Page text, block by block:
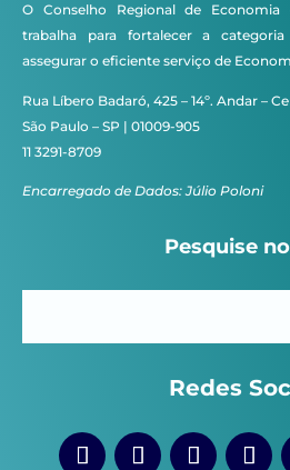
O Conselho Regional de Economia
trabalha para fortalecer a
assegurar o eficiente serviço de
Rua Líbero Badaró, 425 – 14º. Andar –
São Paulo – SP | 01009-905
11 3291-8709
Encarregado de Dados: Júlio Poloni
Pesquise
Redes